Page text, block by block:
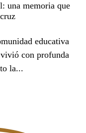
una memoria que
educativa
con profunda
la...